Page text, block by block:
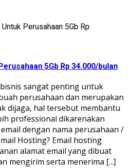
5Gb Rp 34.000/bulan
sangat penting untuk
perusahaan dan merupakan
dijaga, hal tersebut membantu
professional dikarenakan
dengan nama perusahaan /
Hosting? Email hosting
alamat email yang dibuat
mengirim serta menerima [...]